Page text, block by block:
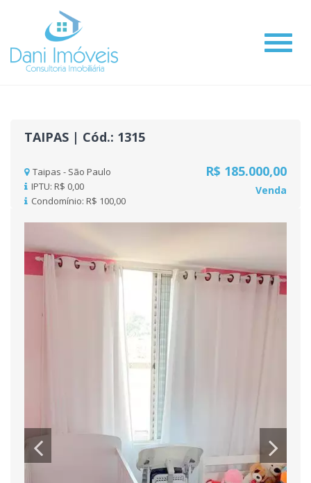
#
TAIPAS | Cód.: 1315
Taipas - São Paulo
IPTU: R$ 0,00
Condomínio: R$ 100,00
R$ 185.000,00
Venda